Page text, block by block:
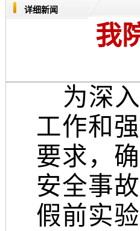
详细新闻
我
为深
工作和
要求，
安全事
假前实